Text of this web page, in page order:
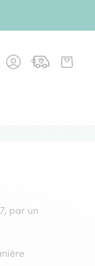
par un